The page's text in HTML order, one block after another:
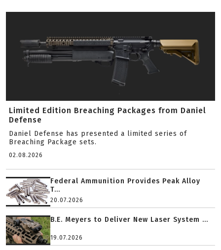
Limited Edition Breaching Packages from Daniel
Defense
Daniel Defense has presented a limited series of
Breaching Package sets.
02.08.2026
Federal Ammunition Provides Peak Alloy
T...
20.07.2026
B.E. Meyers to Deliver New Laser System ...
19.07.2026